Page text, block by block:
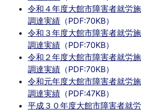
令和４年度大館市障害者就労
調達実績 （PDF:70KB）
令和３年度大館市障害者就労
調達実績 （PDF:70KB）
令和２年度大館市障害者就労
調達実績 （PDF:70KB）
令和元年度大館市障害者就労
調達実績 （PDF:47KB）
平成３０年度大館市障害者就